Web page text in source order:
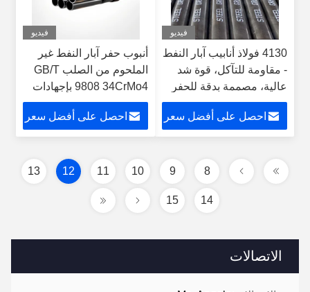
الاتصالات
فيديو
4130 فولاذ أنابيب آبار النفط
- مقاومة للتآكل، قوة شد
عالية، مصممة بدقة للحفر
النفطي
احصل على أفضل سعر
فيديو
أنبوب حفر آبار النفط غير
الملحوم من الصلب GB/T
9808 34CrMo4 بإجهادات
حلقية متبقية منخفضة
احصل على أفضل سعر
8
9
10
11
12
13
14
15